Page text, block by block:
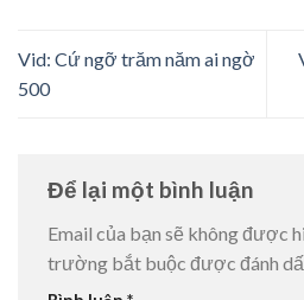
Vid: Cứ ngỡ trăm năm ai ngờ
500
Để lại một bình luận
Email của bạn sẽ không được
trường bắt buộc được đánh